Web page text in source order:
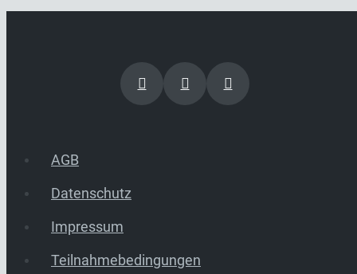
AGB
Datenschutz
Impressum
Teilnahmebedingungen